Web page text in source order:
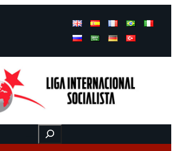
Buscar